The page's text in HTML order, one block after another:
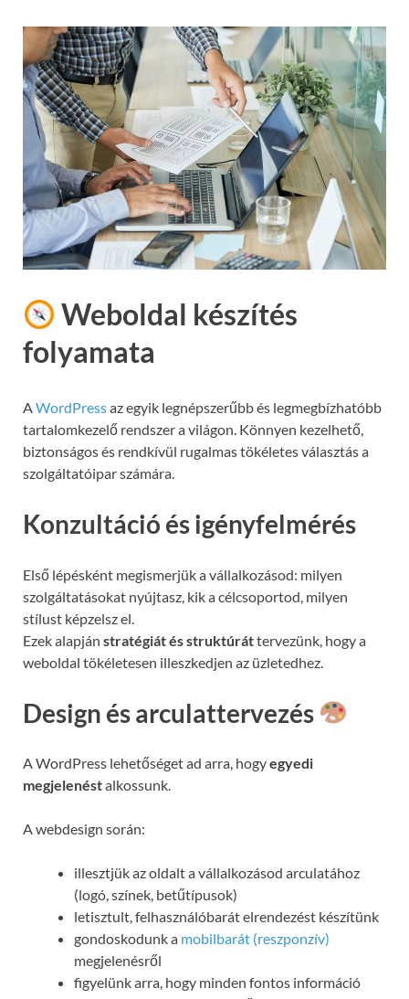
Weboldal készítés
folyamata
AWordPressaz egyik legnépszerűbb és legmegbízhatóbb
tartalomkezelő rendszer a világon. Könnyen kezelhető,
biztonságos és rendkívül rugalmas tökéletes választás a
szolgáltatóipar számára.
Konzultáció és igényfelmérés
Első lépésként megismerjük a vállalkozásod: milyen
szolgáltatásokat nyújtasz, kik a célcsoportod, milyen
stílust képzelsz el.
Ezek alapján stratégiát és struktúráttervezünk, hogy a
weboldal tökéletesen illeszkedjen az üzletedhez.
Design és arculattervezés
A WordPress lehetőséget ad arra, hogyegyedi
megjelenéstalkossunk.
A webdesign során:
illesztjük az oldalt a vállalkozásod arculatához
(logó, színek, betűtípusok)
letisztult, felhasználóbarát elrendezést készítünk
gondoskodunk a mobilbarát (reszponzív)
megjelenésről
figyelünk arra, hogy minden fontos információ